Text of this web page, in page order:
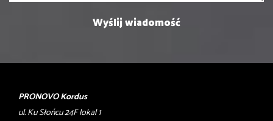
PRONOVO Kordus
ul. Ku Słońcu 24F lokal 1